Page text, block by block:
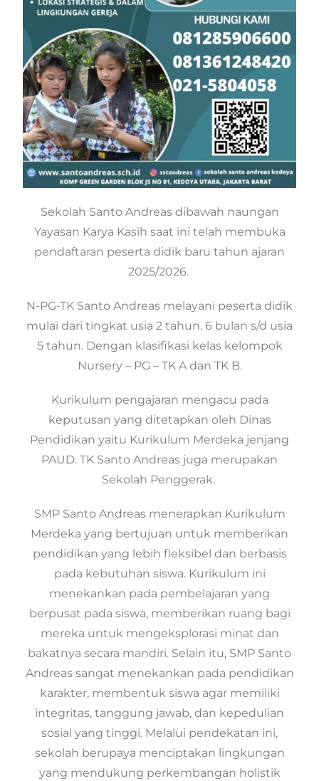
Sekolah Santo Andreas dibawah naungan
Yayasan Karya Kasih saat ini telah membuka
pendaftaran peserta didik baru tahun ajaran
2025/2026.
N-PG-TK Santo Andreas melayani peserta didik
mulai dari tingkat usia 2 tahun. 6 bulan s/d usia
5 tahun. Dengan klasifikasi kelas kelompok
Nursery – PG – TK A dan TK B.
Kurikulum pengajaran mengacu pada
keputusan yang ditetapkan oleh Dinas
Pendidikan yaitu Kurikulum Merdeka jenjang
PAUD. TK Santo Andreas juga merupakan
Sekolah Penggerak.
SMP Santo Andreas menerapkan Kurikulum
Merdeka yang bertujuan untuk memberikan
pendidikan yang lebih fleksibel dan berbasis
pada kebutuhan siswa. Kurikulum ini
menekankan pada pembelajaran yang
berpusat pada siswa, memberikan ruang bagi
mereka untuk mengeksplorasi minat dan
bakatnya secara mandiri. Selain itu, SMP Santo
Andreas sangat menekankan pada pendidikan
karakter, membentuk siswa agar memiliki
integritas, tanggung jawab, dan kepedulian
sosial yang tinggi. Melalui pendekatan ini,
sekolah berupaya menciptakan lingkungan
yang mendukung perkembangan holistik